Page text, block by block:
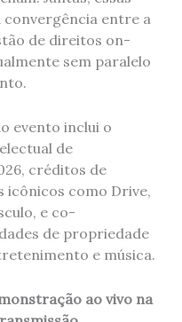
entre a
de direitos on-
sem paralelo
evento inclui o
de
créditos de
icônicos como Drive,
e co-
de propriedade
e música.
ao vivo na